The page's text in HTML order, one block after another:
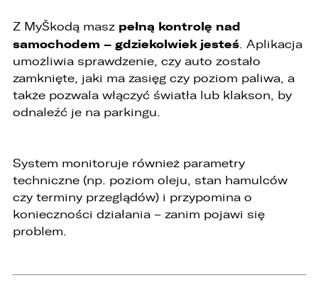
Z MyŠkodą masz pełną kontrolę nad
samochodem – gdziekolwiek jesteś. Aplikacja
umożliwia sprawdzenie, czy auto zostało
zamknięte, jaki ma zasięg czy poziom paliwa, a
także pozwala włączyć światła lub klakson, by
odnaleźć je na parkingu.
System monitoruje również parametry
techniczne (np. poziom oleju, stan hamulców
czy terminy przeglądów) i przypomina o
konieczności działania – zanim pojawi się
problem.
żądania zaprzestania przetwarzania i
przenoszenia danych, jak również prawo do
cofnięcia zgody w dowolnym momencie bez
wpływu na zgodność z prawem przetwarzania,
którego dokonano na podstawie zgody przed
jej cofnięciem
3. Mają Państwo prawo do wniesienia skargi do
stwierdzenia przetwarzania Państwa danych
niezgodnego z prawem.
4. Podanie danych osobowych jest
dobrowolne, jednakże Ich brak uniemożliwi
realizację powyższych celów oraz kontakt z
Państwem.
przetwarzane w sposób zautomatyzowany i nie